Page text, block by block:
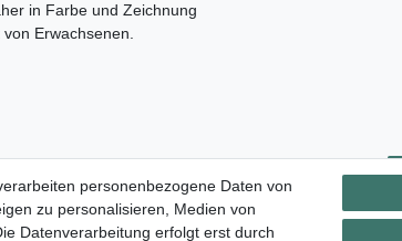
in Farbe und Zeichnung
Erwachsenen.
Widerrufs­recht
personenbezogene Daten von
zu personalisieren, Medien von
Datenverarbeitung erfolgt erst durch